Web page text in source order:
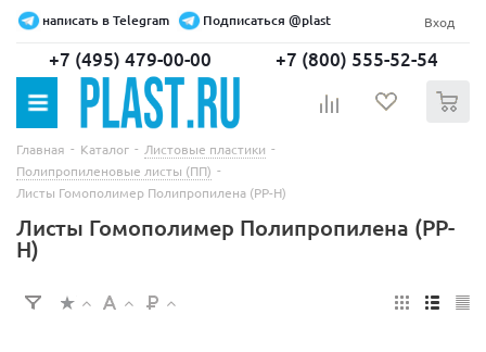
написать в Telegram Подписаться @plast Вход
+7 (495) 479-00-00 +7 (800) 555-52-54
Главная - Каталог - Листовые пластики -
Полипропиленовые листы (ПП) -
Листы Гомополимер Полипропилена (РР-H)
Листы Гомополимер Полипропилена (РР-
H)